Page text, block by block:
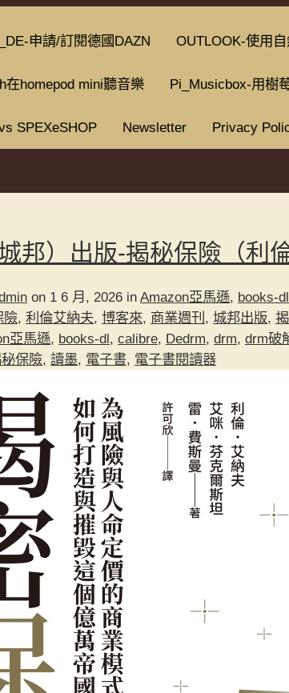
申請/訂閱德國DAZN OUTLOOK-使用
在homepod mini聽音樂 Pi_Musicbox-用樹
SPEXeSHOP Newsletter Privacy
邦）出版-揭秘保險（利
on 1 6 月, 2026 in Amazon亞馬遜, books-dl
險, 利倫艾納夫, 博客來, 商業週刊 , 城邦出版,
亞馬遜, books-dl, calibre, Dedrm, drm, drm破
保險, 讀墨, 電子書, 電子書閱讀器